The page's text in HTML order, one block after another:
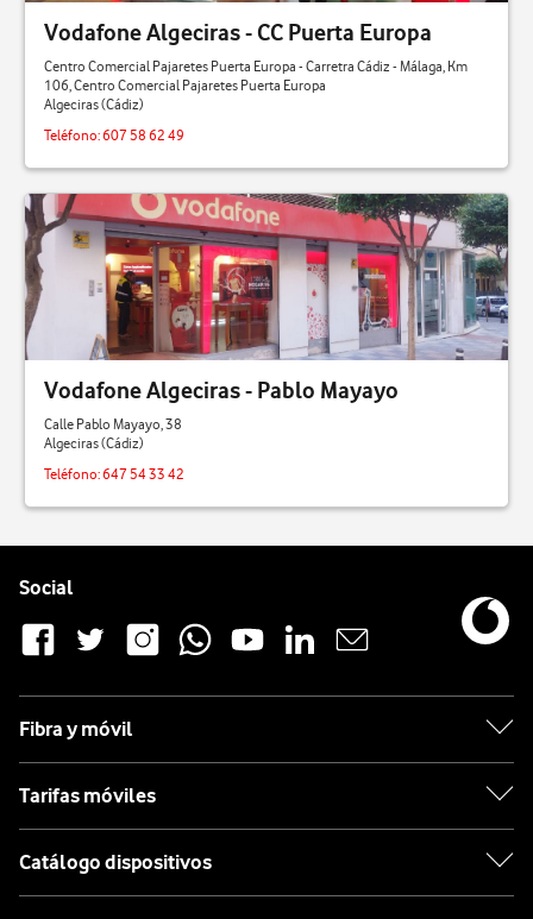
Jerez De La Frontera
La Linea De La Concepción
Puerto Real
Rota
San Fernando
Sanlucar de Barrameda
Vodafone Algeciras - CC Puerta Europa
Centro Comercial Pajaretes Puerta Europa - Carretra Cádiz - Málaga, Km
106, Centro Comercial Pajaretes Puerta Europa
Algeciras (Cádiz)
Teléfono:607 58 62 49
Vodafone Algeciras - Pablo Mayayo
Calle Pablo Mayayo, 38
Algeciras (Cádiz)
Teléfono:647 54 33 42
Social
Fibra y móvil
Tarifas móviles
Catálogo dispositivos